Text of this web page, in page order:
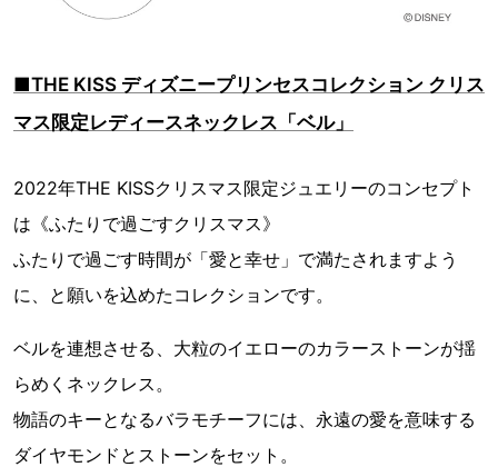
■THE KISS ディズニープリンセスコレクション クリス
マス限定レディースネックレス「ベル」
2022年THE KISSクリスマス限定ジュエリーのコンセプト
は《ふたりで過ごすクリスマス》
ふたりで過ごす時間が「愛と幸せ」で満たされますよう
に、と願いを込めたコレクションです。
ベルを連想させる、大粒のイエローのカラーストーンが揺
らめくネックレス。
物語のキーとなるバラモチーフには、永遠の愛を意味する
ダイヤモンドとストーンをセット。